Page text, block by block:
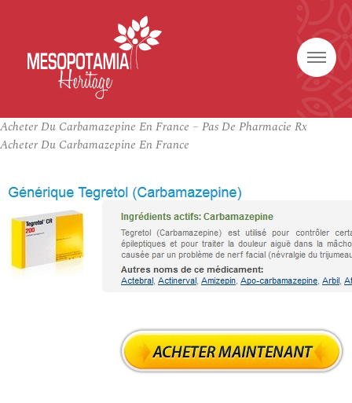
Acheter Du Carbamazepine En France – Pas De Pharmacie Rx
Acheter Du Carbamazepine En France